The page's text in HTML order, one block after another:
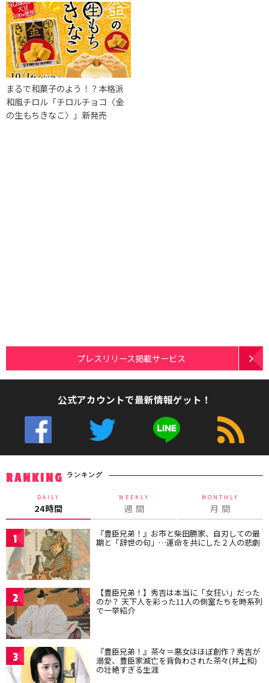
まるで和菓子のよう！？本格派
和風チロル「チロルチョコ〈金
の生もちきなこ〉」新発売
プレスリリース掲載サービス
公式アカウントで最新情報ゲット！
RANKING ランキング
DAILY
24時間
WEEKLY
週 間
MONTHLY
月 間
1 『豊臣兄弟！』お市と柴田勝家、自刃しての最
期と「辞世の句」…運命を共にした２人の悲劇
2 【豊臣兄弟！】秀吉は本当に「女狂い」だった
のか？ 天下人を彩った11人の側室たちを時系列
で一挙紹介
3 『豊臣兄弟！』茶々＝悪女はほぼ創作？秀吉が
溺愛、豊臣家滅亡を背負わされた茶々(井上和)
の壮絶すぎる生涯